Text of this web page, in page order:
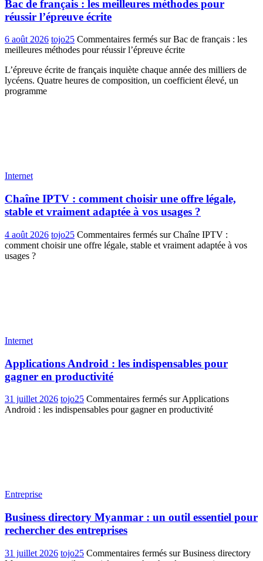
Bac de français : les meilleures méthodes pour
réussir l’épreuve écrite
6 août 2026 tojo25 Commentaires fermés sur Bac de français : les
meilleures méthodes pour réussir l’épreuve écrite
L’épreuve écrite de français inquiète chaque année des milliers de
lycéens. Quatre heures de composition, un coefficient élevé, un
programme
Internet
Chaîne IPTV : comment choisir une offre légale,
stable et vraiment adaptée à vos usages ?
4 août 2026 tojo25 Commentaires fermés sur Chaîne IPTV :
comment choisir une offre légale, stable et vraiment adaptée à vos
usages ?
Internet
Applications Android : les indispensables pour
gagner en productivité
31 juillet 2026 tojo25 Commentaires fermés sur Applications
Android : les indispensables pour gagner en productivité
Entreprise
Business directory Myanmar : un outil essentiel pour
rechercher des entreprises
31 juillet 2026 tojo25 Commentaires fermés sur Business directory